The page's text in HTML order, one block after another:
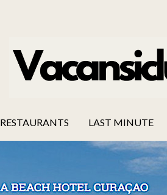
RESTAURANTS LAST MINUTE